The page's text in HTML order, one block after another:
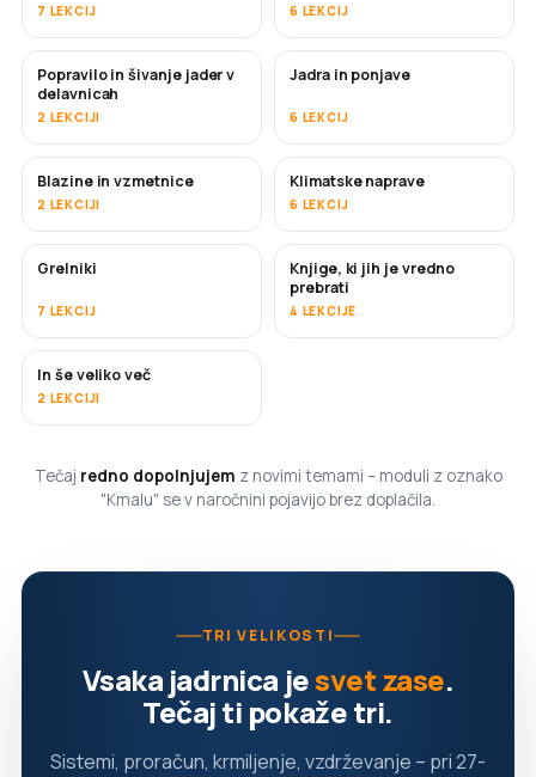
7 LEKCIJ 6 LEKCIJ
KMALU
Popravilo in šivanje jader v
delavnicah
2 LEKCIJI
Jadra in ponjave
6 LEKCIJ
Blazine in vzmetnice
2 LEKCIJI
KMALU
Klimatske naprave
6 LEKCIJ
KMALU
Grelniki
7 LEKCIJ
KMALU
Knjige, ki jih je vredno
prebrati
4 LEKCIJE
KMALU
In še veliko več
2 LEKCIJI
Tečaj redno dopolnjujem z novimi temami – moduli z oznako
"Kmalu" se v naročnini pojavijo brez doplačila.
TRI VELIKOSTI
Vsaka jadrnica jesvet zase.
Tečaj ti pokaže tri.
Sistemi, proračun, krmiljenje, vzdrževanje – pri 27-